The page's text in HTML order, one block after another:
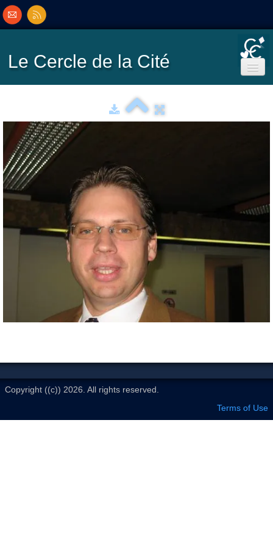
Le Cercle de la Cité
Ecole de Bridge
Inscriptions/Programme
Résultats
Classement▼
Copyright ((c)) 2026. All rights reserved.
Terms of Use